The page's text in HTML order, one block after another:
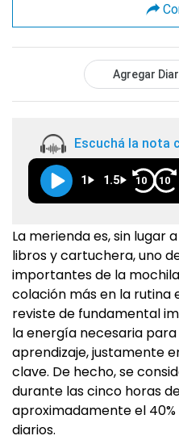
Agregar
Escuchá la nota
1 1.5 10 10
La merienda es, sin lugar
libros y cartuchera, uno
importantes de la
colación más en la rutina
reviste de fundamental
la energía necesaria
aprendizaje, justamente
clave. De hecho, se
durante las cinco horas
aproximadamente el
diarios.